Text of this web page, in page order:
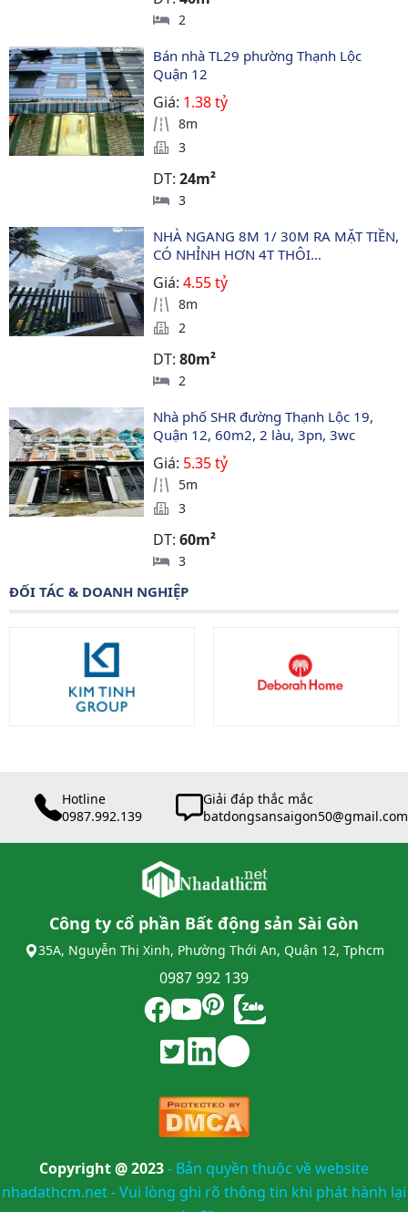
2
Bán nhà TL29 phường Thạnh Lộc
Quận 12
Giá: 1.38 tỷ
8m
3
DT:24m²
3
NHÀ NGANG 8M 1/ 30M RA MẶT TIỀN,
CÓ NHỈNH HƠN 4T THÔI…
Giá:4.55 tỷ
8m
2
DT:80m²
2
Nhà phố SHR đường Thạnh Lộc 19,
Quận 12, 60m2, 2 làu, 3pn, 3wc
Giá: 5.35 tỷ
5m
3
DT:60m²
3
ĐỐI TÁC & DOANH NGHIỆP
Hotline
0987.992.139
Giải đáp thắc mắc
batdongsansaigon50@gmail.com
Công ty cổ phần Bất động sản Sài Gòn
35A, Nguyễn Thị Xinh, Phường Thới An, Quận 12, Tphcm
0987 992 139
Copyright @ 2023- Bản quyền thuộc về website
nhadathcm.net - Vui lòng ghi rõ thông tin khi phát hành lại